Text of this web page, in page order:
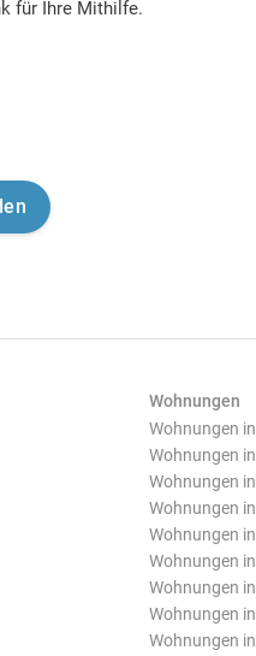
für Ihre Mithilfe.
Wohnungen
Wohnungen
Wohnungen
Wohnungen
Wohnungen
Wohnungen
Wohnungen
Wohnungen
Wohnungen
Wohnungen